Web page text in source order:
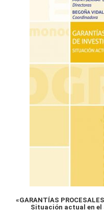
«GARANTÍAS
Situación actual en el